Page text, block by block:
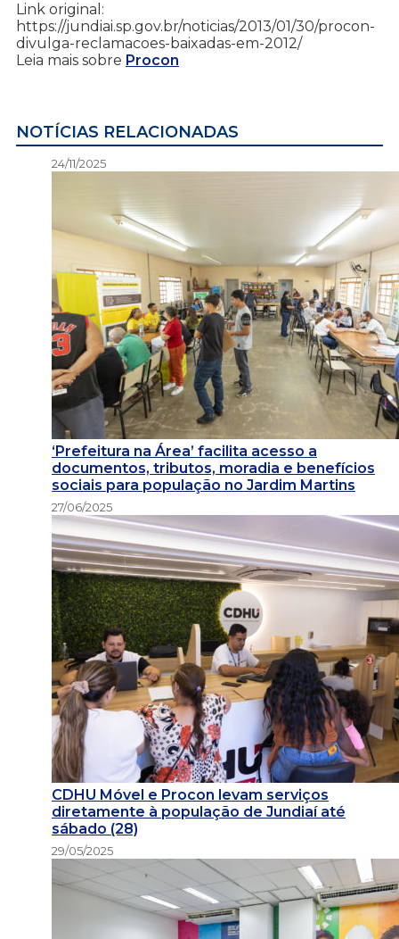
Link original:
https://jundiai.sp.gov.br/noticias/2013/01/30/procon-
divulga-reclamacoes-baixadas-em-2012/
Leia mais sobre Procon
NOTÍCIAS RELACIONADAS
24/11/2025
‘Prefeitura na Área’ facilita acesso a
documentos, tributos, moradia e benefícios
sociais para população no Jardim Martins
27/06/2025
CDHU Móvel e Procon levam serviços
diretamente à população de Jundiaí até
sábado (28)
29/05/2025